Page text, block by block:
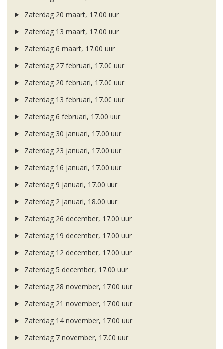
Zaterdag 20 maart, 17.00 uur
Zaterdag 13 maart, 17.00 uur
Zaterdag 6 maart, 17.00 uur
Zaterdag 27 februari, 17.00 uur
Zaterdag 20 februari, 17.00 uur
Zaterdag 13 februari, 17.00 uur
Zaterdag 6 februari, 17.00 uur
Zaterdag 30 januari, 17.00 uur
Zaterdag 23 januari, 17.00 uur
Zaterdag 16 januari, 17.00 uur
Zaterdag 9 januari, 17.00 uur
Zaterdag 2 januari, 18.00 uur
Zaterdag 26 december, 17.00 uur
Zaterdag 19 december, 17.00 uur
Zaterdag 12 december, 17.00 uur
Zaterdag 5 december, 17.00 uur
Zaterdag 28 november, 17.00 uur
Zaterdag 21 november, 17.00 uur
Zaterdag 14 november, 17.00 uur
Zaterdag 7 november, 17.00 uur